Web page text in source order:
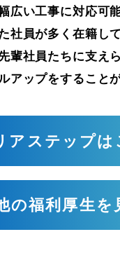
広い工事に対応可
社員が多く在籍し
輩社員たちに支え
アップをすること
アステップは
の福利厚生を